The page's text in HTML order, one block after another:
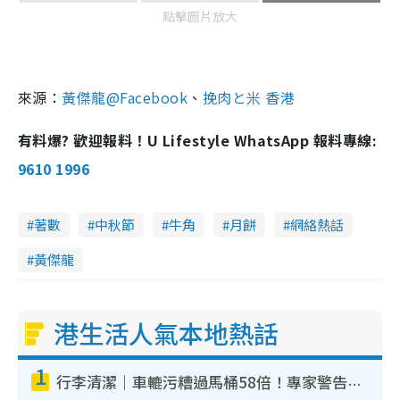
點擊圖片放大
來源：黃傑龍@Facebook 、 挽肉と米 香港
有料爆? 歡迎報料！U Lifestyle WhatsApp 報料專線:
9610 1996
著數 中秋節 牛角 月餅
網絡熱話
黃傑龍
港生活人氣本地熱話
1 行李清潔｜車轆污糟過馬桶58倍！專家警告忌用酒精抹 教1招免污手除菌